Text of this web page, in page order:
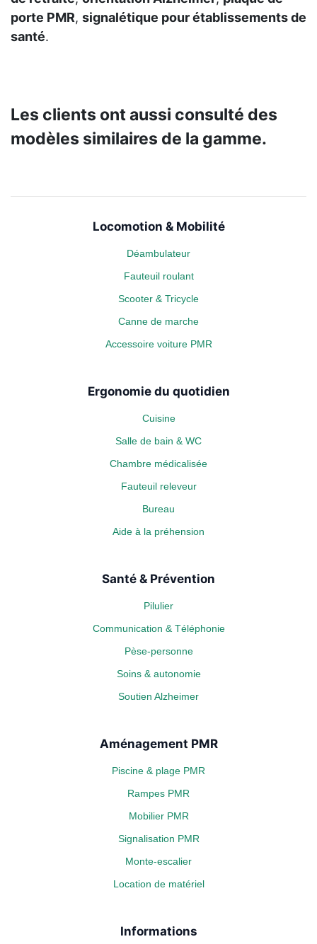
porte PMR, signalétique pour établissements de
santé.
Les clients ont aussi consulté des
modèles similaires de la gamme.
Locomotion & Mobilité
Déambulateur
Fauteuil roulant
Scooter & Tricycle
Canne de marche
Accessoire voiture PMR
Ergonomie du quotidien
Cuisine
Salle de bain & WC
Chambre médicalisée
Fauteuil releveur
Bureau
Aide à la préhension
Santé & Prévention
Pilulier
Communication & Téléphonie
Pèse-personne
Soins & autonomie
Soutien Alzheimer
Aménagement PMR
Piscine & plage PMR
Rampes PMR
Mobilier PMR
Signalisation PMR
Monte-escalier
Location de matériel
Informations